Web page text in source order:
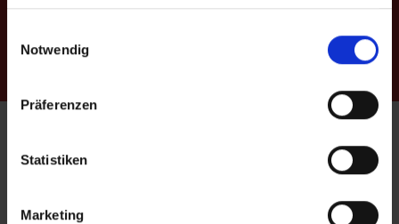
Notwendig
Präferenzen
Statistiken
Marketing